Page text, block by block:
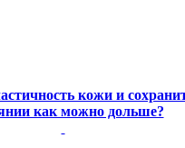
кожи и
как можно дольше?